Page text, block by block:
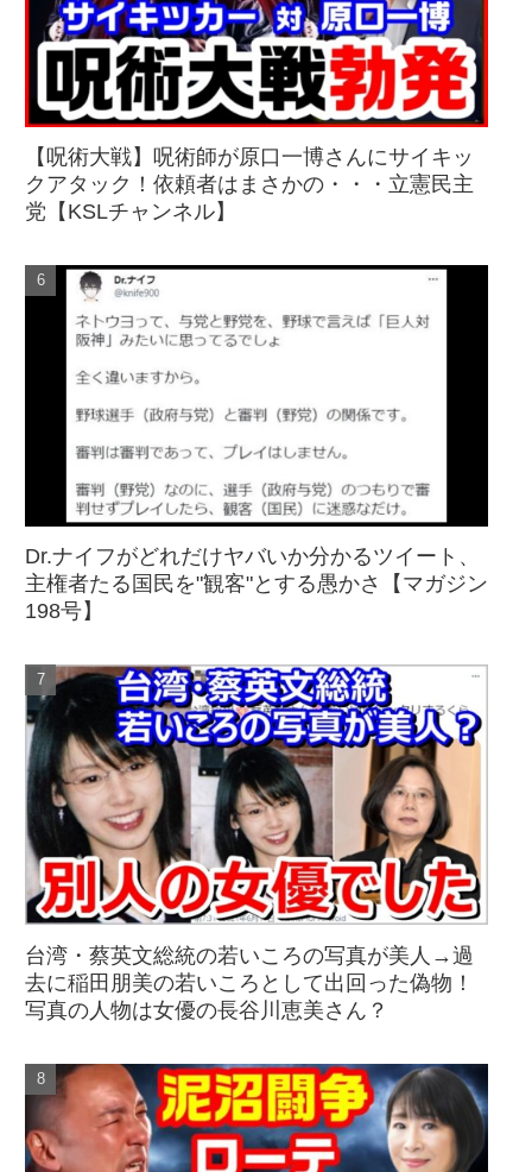
【呪術大戦】呪術師が原口一博さんにサイキッ
クアタック！依頼者はまさかの・・・立憲民主
党【KSLチャンネル】
Dr.ナイフがどれだけヤバいか分かるツイート、
主権者たる国民を"観客"とする愚かさ【マガジン
198号】
台湾・蔡英文総統の若いころの写真が美人→過
去に稲田朋美の若いころとして出回った偽物！
写真の人物は女優の長谷川恵美さん？